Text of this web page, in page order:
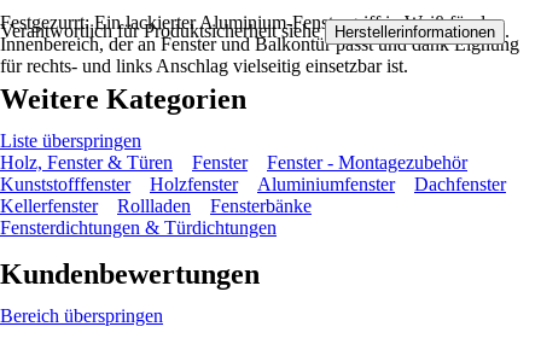
Festgezurrt: Ein lackierter Aluminium-Fenstergriff in Weiß für den
Innenbereich, der an Fenster und Balkontür passt und dank Eignung
für rechts- und links Anschlag vielseitig einsetzbar ist.
Verantwortlich für Produktsicherheit siehe Herstellerinformationen .
Weitere Kategorien
Liste überspringen
Holz, Fenster & Türen
Fenster
Fenster - Montagezubehör
Kunststofffenster
Holzfenster Aluminiumfenster
Dachfenster
Kellerfenster
Rollladen
Fensterbänke
Fensterdichtungen & Türdichtungen
Kundenbewertungen
Bereich überspringen